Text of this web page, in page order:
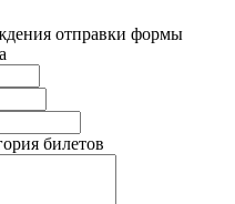
отправки формы
билетов